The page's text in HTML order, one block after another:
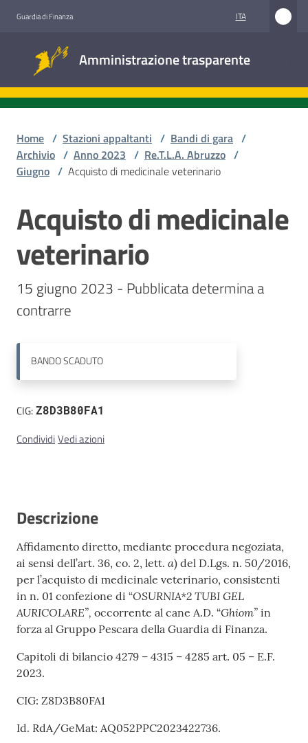
Guardia di Finanza ITA
Amministrazione trasparente
trasparente
Accesso
Stazioni
appaltanti
Contatti
Home / Stazioni appaltanti / Bandi di gara /
Archivio / Anno 2023 / Re.T.L.A. Abruzzo /
Giugno / Acquisto di medicinale veterinario
Salta al contenuto
Acquisto di medicinale
veterinario
15 giugno 2023 - Pubblicata determina a
contrarre
BANDOSCADUTO
CIG:Z8D3B80FA1
CondividiVedi azioni
Descrizione
Affidamento diretto, mediante procedura negoziata,
ai sensi dell’art. 36, co. 2, lett. a) del D.Lgs. n. 50/2016,
per l’acquisto di medicinale veterinario, consistenti
in n. 01 confezione di “OSURNIA*2 TUBI GEL
AURICOLARE”, occorrente al cane A.D. “Ghiom” in
for­za al Gruppo Pescara della Guardia di Finanza.
Capitoli di bilancio 4279 – 4315 – 4285 art. 05 – E.F.
2023.
CIG: Z8D3B80FA1
Id. RdA/GeMat: AQ052PPC2023422736.